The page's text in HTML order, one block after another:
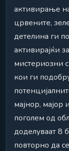
активирање
црвените,
детелина ги
активирајќи
мистериозни
кои ги
мајнор, мајор
поголем од
доделуваат 8
повторно да